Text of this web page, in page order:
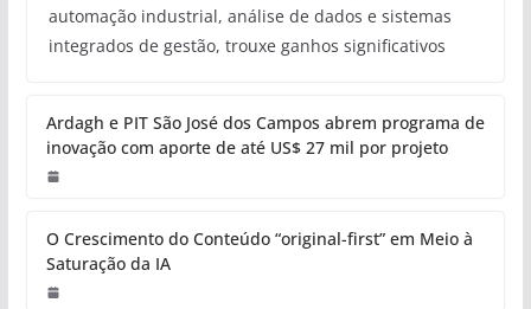
automação industrial, análise de dados e sistemas
integrados de gestão, trouxe ganhos significativos
Ardagh e PIT São José dos Campos abrem programa de
inovação com aporte de até US$ 27 mil por projeto
O Crescimento do Conteúdo “original-first” em Meio à
Saturação da IA